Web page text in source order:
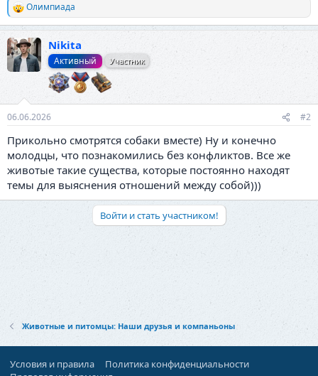
Р
е
к
ц
и
Олимпиада
Nikita
Активный Участник
06.06.2026 #2
Прикольно смотрятся собаки вместе) Ну и конечно
молодцы, что познакомились без конфликтов. Все же
животые такие существа, которые постоянно находят
темы для выяснения отношений между собой)))
Войти и стать участником!
Животные и питомцы: Наши друзья и компаньоны
Условия и правила
Политика конфиденциальности